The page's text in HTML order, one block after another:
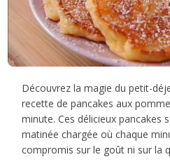
Découvrez la magie du petit-
recette de pancakes aux
minute. Ces délicieux pancakes
matinée chargée où chaque
compromis sur le goût ni sur la